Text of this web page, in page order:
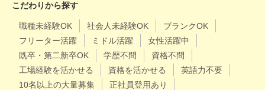
こだわりから探す
職種未経験OK 社会人未経験OK
ブランクOK
フリーター活躍
ミドル活躍
女性活躍中
既卒・第二新卒OK
学歴不問
資格不問
工場経験を活かせる
資格を活かせる
英語力不要
10名以上の大量募集
正社員登用あり